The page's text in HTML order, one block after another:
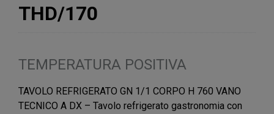
THD/170
TEMPERATURA POSITIVA
TAVOLO REFRIGERATO GN 1/1 CORPO H 760 VANO
TECNICO A DX – Tavolo refrigerato gastronomia con